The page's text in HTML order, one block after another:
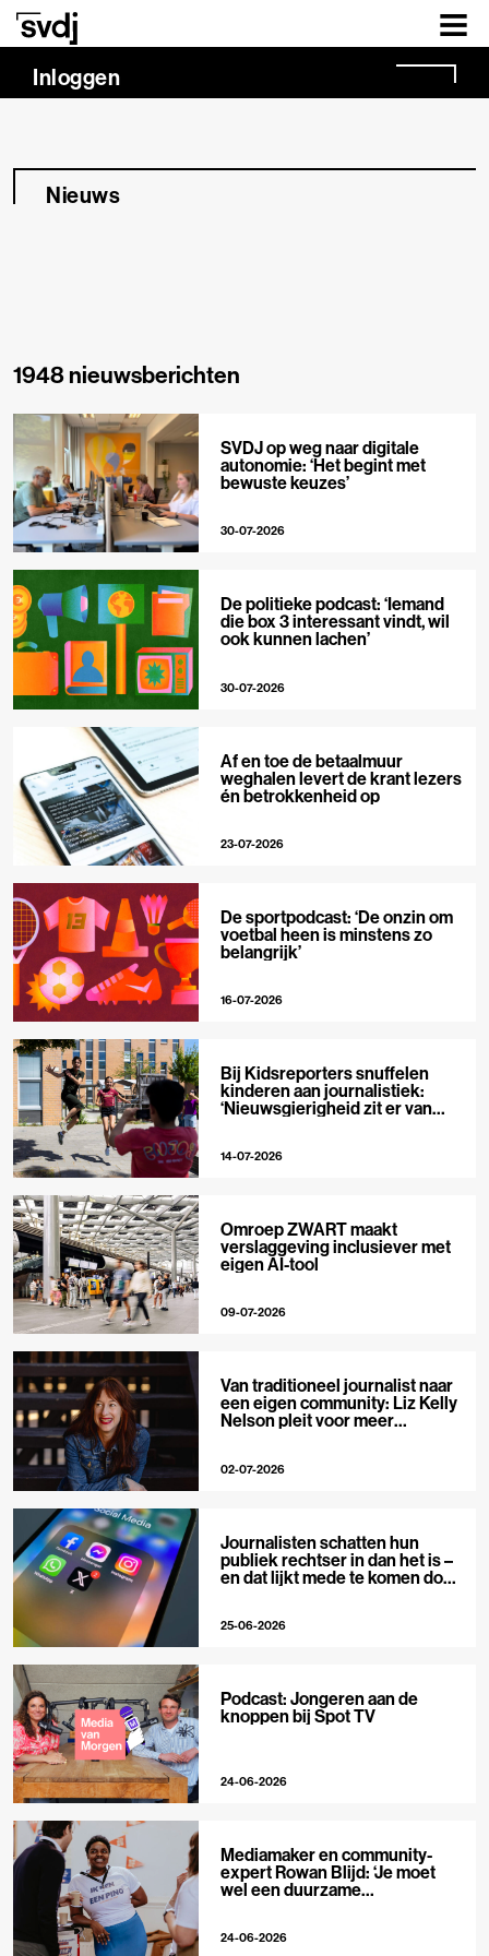
Naar hoofdinhoud
Inloggen
Nieuws
1948 nieuwsberichten
SVDJ op weg naar digitale
autonomie: ‘Het begint met
bewuste keuzes’
30-07-2026
De politieke podcast: ‘Iemand
die box 3 interessant vindt, wil
ook kunnen lachen’
30-07-2026
Af en toe de betaalmuur
weghalen levert de krant lezers
én betrokkenheid op
23-07-2026
De sportpodcast: ‘De onzin om
voetbal heen is minstens zo
belangrijk’
16-07-2026
Bij Kidsreporters snuffelen
kinderen aan journalistiek:
‘Nieuwsgierigheid zit er van
14-07-2026
Omroep ZWART maakt
verslaggeving inclusiever met
eigen AI-tool
09-07-2026
Van traditioneel journalist naar
een eigen community: Liz Kelly
Nelson pleit voor meer
02-07-2026
Journalisten schatten hun
publiek rechtser in dan het is –
en dat lijkt mede te komen door
25-06-2026
Podcast: Jongeren aan de
knoppen bij Spot TV
24-06-2026
Mediamaker en community-
expert Rowan Blijd: ‘Je moet
wel een duurzame
24-06-2026